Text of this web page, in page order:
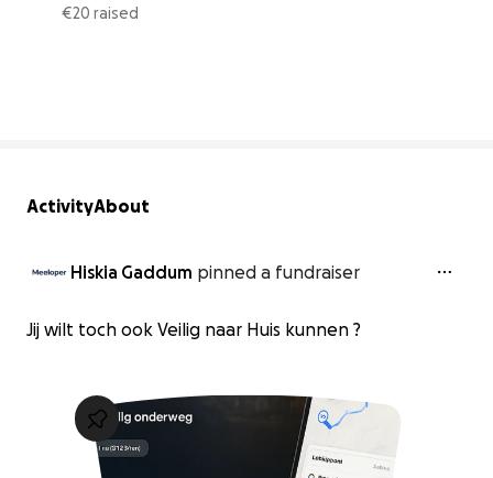
€20 raised
ActivityAbout
Hiskia Gaddum pinned a fundraiser
Jij wilt toch ook Veilig naar Huis kunnen ?